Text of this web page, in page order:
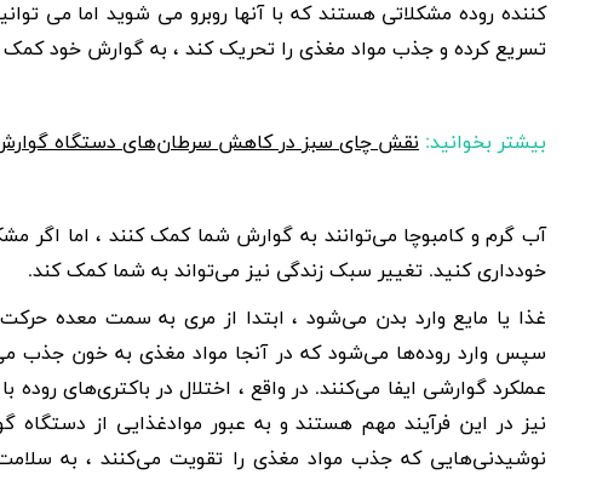
کننده روده مشکلاتی هستند که با آنها روبرو می شوید اما می
تسریع کرده و جذب مواد مغذی را تحریک کند ، به گوارش خود کمک
بیشتر بخوانید: نقش چای سبز در کاهش سرطان‌های دستگاه
آب گرم وکامبوچا می‌توانند به گوارش شما کمک کنند ، اما اگر
خودداری کنید. تغییر سبک زندگی نیز می‌تواند به شما کمک کند.
غذا یا مایع وارد بدن می‌شود ، ابتدا از مری به سمت معده
سپس وارد روده‌ها می‌شود که در آنجا مواد مغذی به خون جذب
عملکرد گوارشی ایفا می‌کنند. در واقع ، اختلال در باکتری‌های روده
نیز در این فرآیند مهم هستند و به عبور موادغذایی از
نوشیدنی‌هایی که جذب مواد مغذی را تقویت می‌کنند ، به